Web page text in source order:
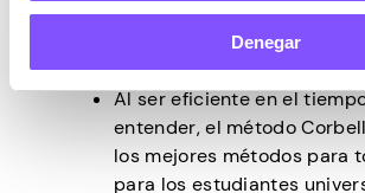
Denegar
oraciones simples.
Al ser eficiente en el
entender, el método
los mejores métodos para
para los estudiantes